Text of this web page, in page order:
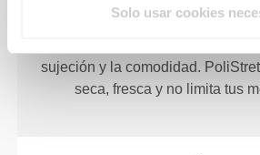
Solo usar cookies
sujeción y la comodidad.
seca, fresca y no limita tus